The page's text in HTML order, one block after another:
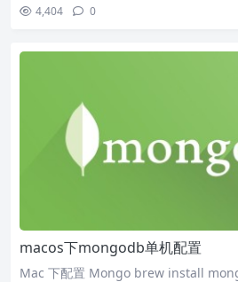
4,404 0
macos下mongodb单机配置
Mac 下配置 Mongo brew install